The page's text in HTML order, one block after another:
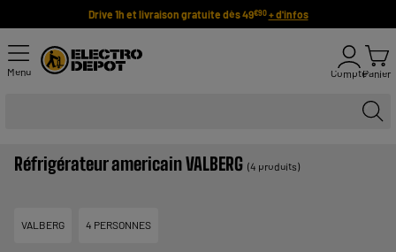
Drive 1h et livraison gratuite dès 49€90 + d'infos
Menu ComptePanier
Réfrigérateur americain VALBERG (4 produits)
VALBERG 4 PERSONNES